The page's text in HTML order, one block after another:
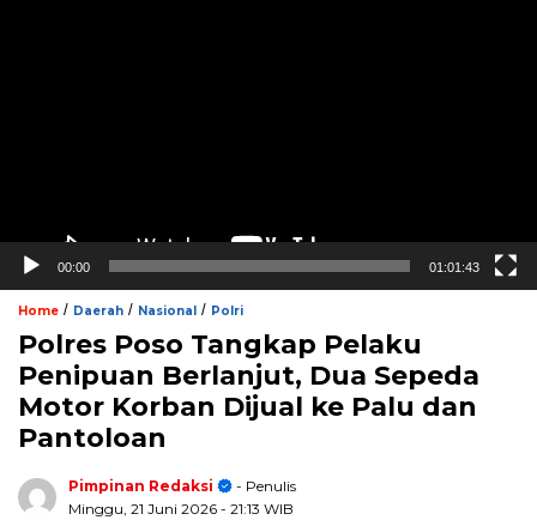
00:00 01:01:43
Home / Daerah / Nasional / Polri
Polres Poso Tangkap Pelaku
Penipuan Berlanjut, Dua Sepeda
Motor Korban Dijual ke Palu dan
Pantoloan
Pimpinan Redaksi
- Penulis
Minggu, 21 Juni 2026 - 21:13 WIB